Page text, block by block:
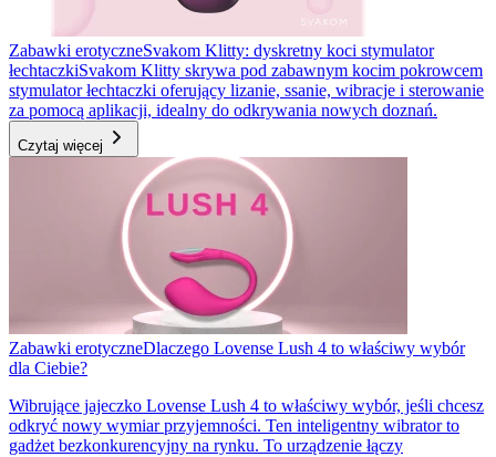
Zabawki erotyczneSvakom Klitty: dyskretny koci stymulator
łechtaczkiSvakom Klitty skrywa pod zabawnym kocim pokrowcem
stymulator łechtaczki oferujący lizanie, ssanie, wibracje i sterowanie
za pomocą aplikacji, idealny do odkrywania nowych doznań.
Czytaj więcej
Zabawki erotyczneDlaczego Lovense Lush 4 to właściwy wybór
dla Ciebie?
Wibrujące jajeczko Lovense Lush 4 to właściwy wybór, jeśli chcesz
odkryć nowy wymiar przyjemności. Ten inteligentny wibrator to
gadżet bezkonkurencyjny na rynku. To urządzenie łączy